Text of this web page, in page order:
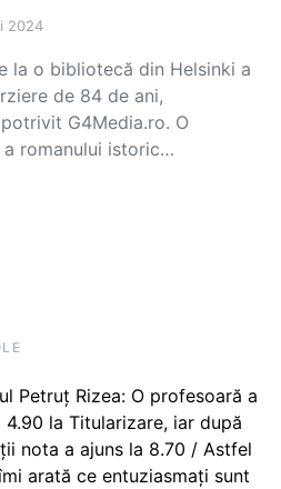
2024
la o bibliotecă din Helsinki a
de 84 de ani,
G4Media.ro. O
romanului istoric…
Petruț Rizea: O profesoară a
4.90 la Titularizare, iar după
nota a ajuns la 8.70 / Astfel
arată ce entuziasmați sunt